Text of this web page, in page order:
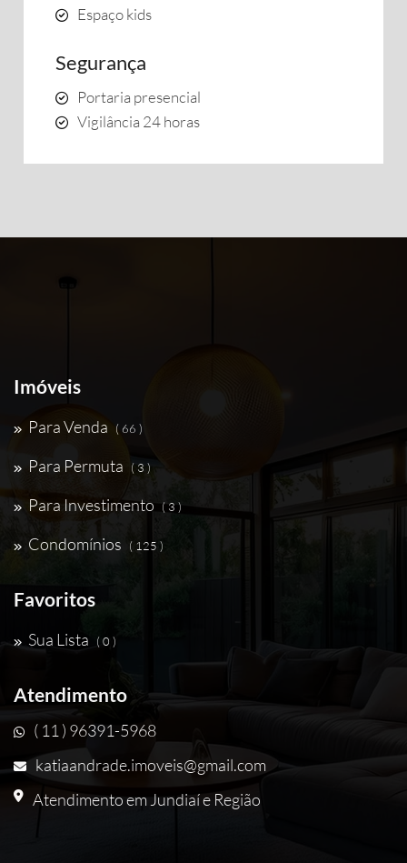
Espaço kids
Segurança
Portaria presencial
Vigilância 24 horas
Imóveis
Para Venda ( 66 )
Para Permuta ( 3 )
Para Investimento ( 3 )
Condomínios ( 125 )
Favoritos
Sua Lista ( 0 )
Atendimento
( 11 ) 96391-5968
katiaandrade.imoveis@gmail.com
Atendimento em Jundiaí e Região